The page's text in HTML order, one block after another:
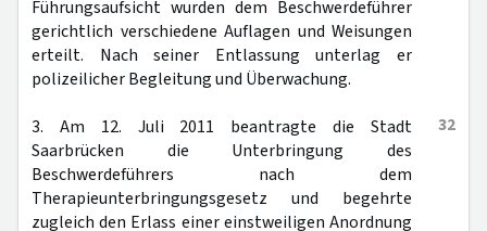
Führungsaufsicht wurden dem Beschwerdeführer
gerichtlich verschiedene Auflagen und Weisungen
erteilt. Nach seiner Entlassung unterlag er
polizeilicher Begleitung und Überwachung.
32
3. Am 12. Juli 2011 beantragte die Stadt
Saarbrücken die Unterbringung des
Beschwerdeführers nach dem
Therapieunterbringungsgesetz und begehrte
zugleich den Erlass einer einstweiligen Anordnung